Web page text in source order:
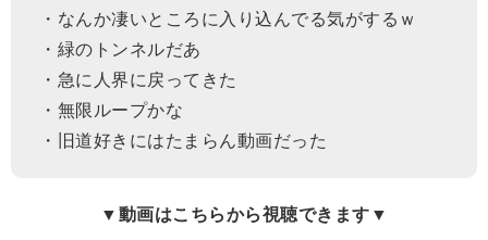
・なんか凄いところに入り込んでる気がするｗ
・緑のトンネルだあ
・急に人界に戻ってきた
・無限ループかな
・旧道好きにはたまらん動画だった
▼動画はこちらから視聴できます▼